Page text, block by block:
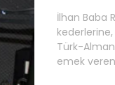
İlhan Baba
Türk-
emek